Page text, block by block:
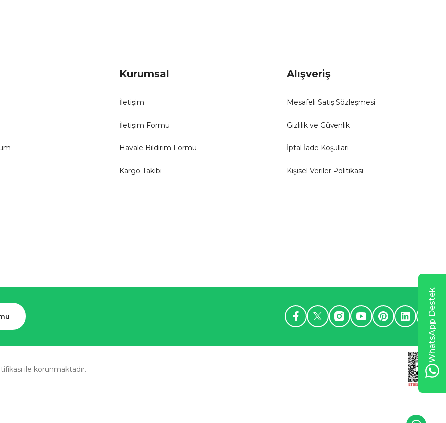
Kurumsal
İletişim
İletişim Formu
Havale Bildirim Formu
Kargo Takibi
Alışveriş
Mesafeli Satış Sözleşmesi
Gizlilik ve Güvenlik
İptal İade Koşullari
Kişisel Veriler Politikası
ile korunmaktadır.
WhatsApp Destek